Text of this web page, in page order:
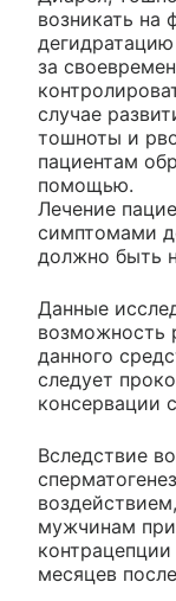
возникать на
за
случае
тошноты и
пациентам
помощью.
Лечение
симптомами
должно быть
Данные
возможность
данного
следует
консервации
Вследствие
мужчинам
месяцев